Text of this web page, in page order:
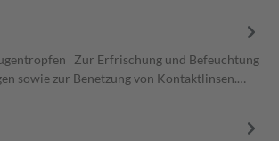
Zur Erfrischung und Befeuchtung
sowie zur Benetzung von Kontaktlinsen.…